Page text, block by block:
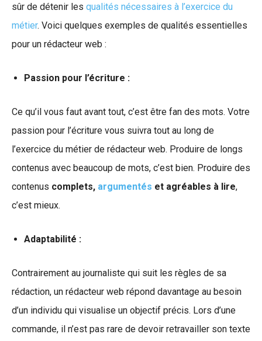
sûr de détenir les qualités nécessaires à l’exercice du
métier. Voici quelques exemples de qualités essentielles
pour un rédacteur web :
Passion pour l’écriture :
Ce qu’il vous faut avant tout, c’est être fan des mots. Votre
passion pour l’écriture vous suivra tout au long de
l’exercice du métier de rédacteur web. Produire de longs
contenus avec beaucoup de mots, c’est bien. Produire des
contenus complets, argumentés et agréables à lire,
c’est mieux.
Adaptabilité :
Contrairement au journaliste qui suit les règles de sa
rédaction, un rédacteur web répond davantage au besoin
d’un individu qui visualise un objectif précis. Lors d’une
commande, il n’est pas rare de devoir retravailler son texte